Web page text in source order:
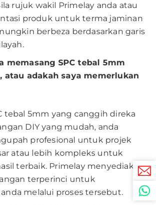
rujuk wakil Primelay anda atau
produk untuk terma jaminan
berbeza berdasarkan garis
memasang SPC tebal 5mm
atau adakah saya memerlukan
tebal 5mm yang canggih direka
DIY yang mudah, anda
profesional untuk projek
atau lebih kompleks untuk
terbaik. Primelay menyediakan
terperinci untuk
melalui proses tersebut.